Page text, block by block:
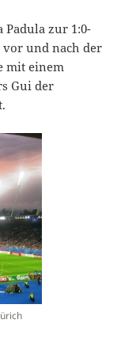
zur 1:0-
vor und nach der
mit einem
Gui der